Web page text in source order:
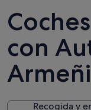
con
Recogida y